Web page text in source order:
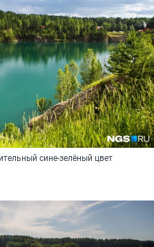
сине-зелёный цвет